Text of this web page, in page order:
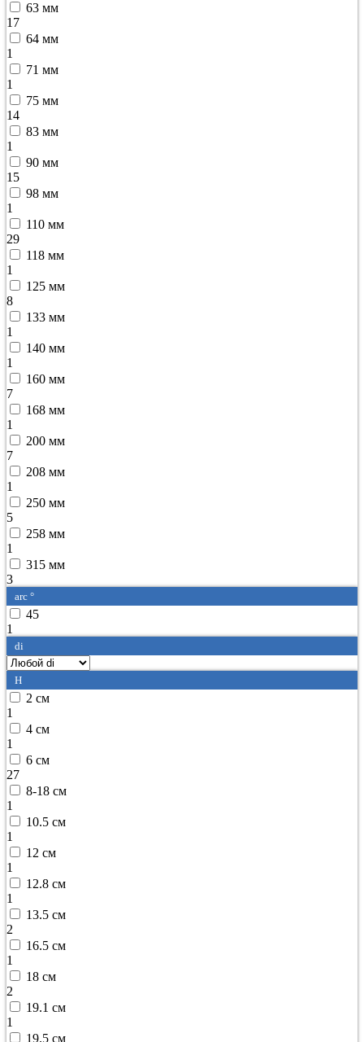
63 мм
17
64 мм
1
71 мм
1
75 мм
14
83 мм
1
90 мм
15
98 мм
1
110 мм
29
118 мм
1
125 мм
8
133 мм
1
140 мм
1
160 мм
7
168 мм
1
200 мм
7
208 мм
1
250 мм
5
258 мм
1
315 мм
3
arc °
45
1
di
H
2 см
1
4 см
1
6 см
27
8-18 см
1
10.5 см
1
12 см
1
12.8 см
1
13.5 см
2
16.5 см
1
18 см
2
19.1 см
1
19.5 см